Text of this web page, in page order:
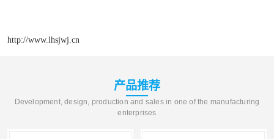
http://www.lhsjwj.cn
产品推荐
Development, design, production and sales in one of the manufacturing
enterprises